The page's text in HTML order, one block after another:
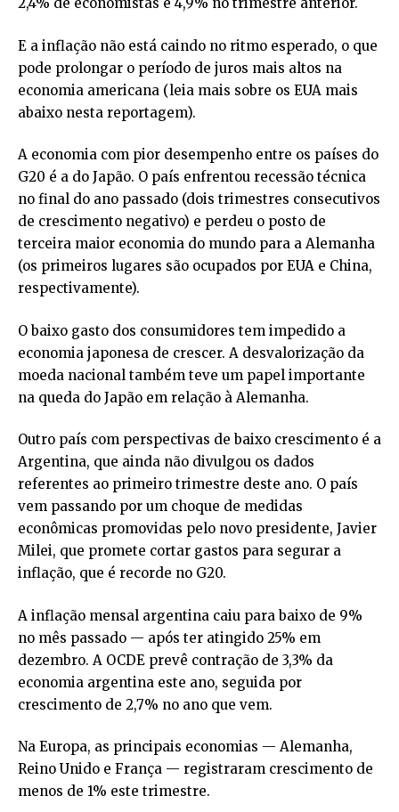
E a inflação não está caindo no ritmo esperado, o que
pode prolongar o período de juros mais altos na
economia americana (leia mais sobre os EUA mais
abaixo nesta reportagem).
A economia com pior desempenho entre os países do
G20 é a do Japão. O país enfrentou recessão técnica
no final do ano passado (dois trimestres consecutivos
de crescimento negativo) e perdeu o posto de
terceira maior economia do mundo para a Alemanha
(os primeiros lugares são ocupados por EUA e China,
respectivamente).
O baixo gasto dos consumidores tem impedido a
economia japonesa de crescer. A desvalorização da
moeda nacional também teve um papel importante
na queda do Japão em relação à Alemanha.
Outro país com perspectivas de baixo crescimento é a
Argentina, que ainda não divulgou os dados
referentes ao primeiro trimestre deste ano. O país
vem passando por um choque de medidas
econômicas promovidas pelo novo presidente, Javier
Milei, que promete cortar gastos para segurar a
inflação, que é recorde no G20.
A inflação mensal argentina caiu para baixo de 9%
no mês passado — após ter atingido 25% em
dezembro. A OCDE prevê contração de 3,3% da
economia argentina este ano, seguida por
crescimento de 2,7% no ano que vem.
Na Europa, as principais economias — Alemanha,
Reino Unido e França — registraram crescimento de
menos de 1% este trimestre.